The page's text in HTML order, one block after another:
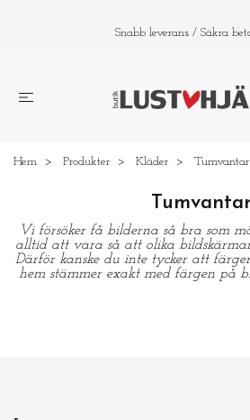
Snabb leverans / Säkra
Hem Produkter Kläder Tumvantar
Tumvantar
Vi försöker få bilderna så bra som
alltid att vara så att olika
Därför kanske du inte tycker att
hem stämmer exakt med färgen på